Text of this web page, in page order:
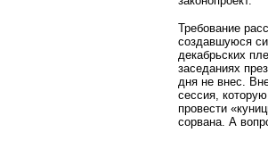
Требование
создавшуюся
декабрьских
заседаниях
дня не внес.
сессия,
провести
сорвана. А